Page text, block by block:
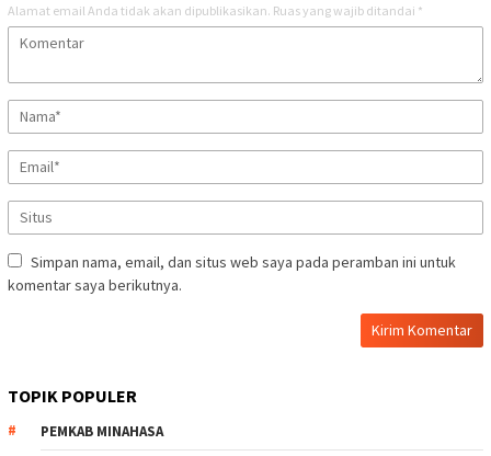
Alamat email Anda tidak akan dipublikasikan. Ruas yang wajib ditandai *
Simpan nama, email, dan situs web saya pada peramban ini untuk
komentar saya berikutnya.
TOPIK POPULER
PEMKAB MINAHASA